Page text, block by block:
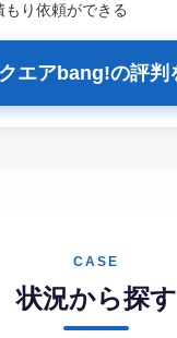
もり依頼ができる
エアbang!の評
CASE
状況から探す